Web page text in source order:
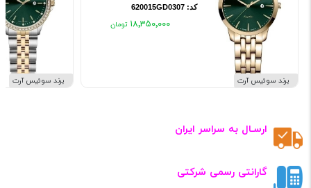
برند سوئیس آرت
کد: 620015GD0307
۱۸٬۳۵۰٬۰۰۰
برند سوئیس آرت
ارسـال به سراسر ایران
گارانتی رسمی شرکتی